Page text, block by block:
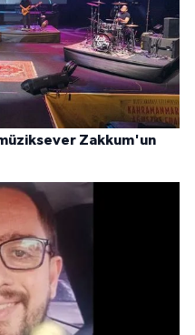
Zakkum'un